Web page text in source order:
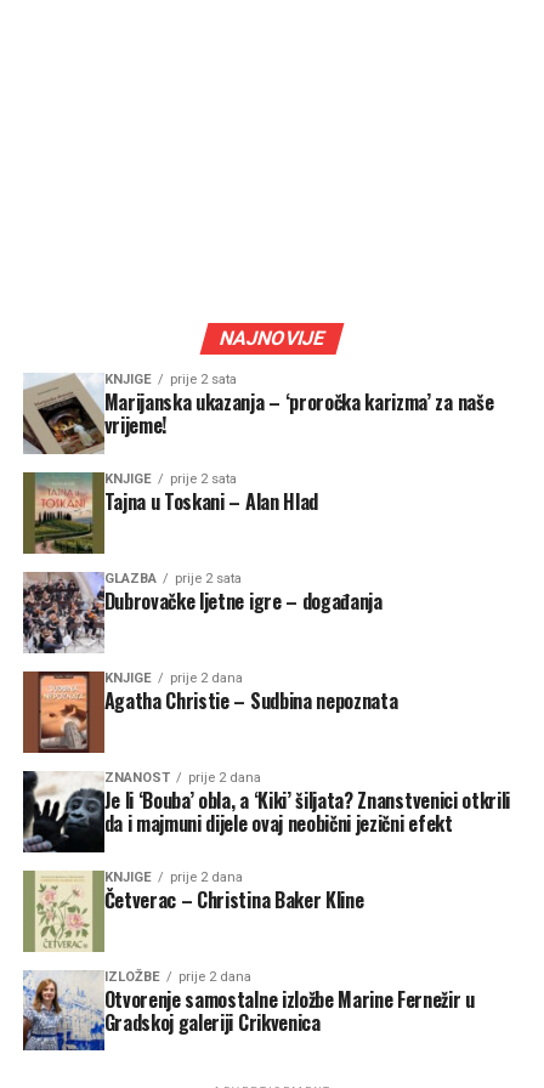
NAJNOVIJE
KNJIGE prije 2 sata
Marijanska ukazanja – ‘proročka karizma’ za naše
vrijeme!
KNJIGE prije 2 sata
Tajna u Toskani – Alan Hlad
GLAZBA prije 2 sata
Dubrovačke ljetne igre – događanja
KNJIGE prije 2 dana
Agatha Christie – Sudbina nepoznata
ZNANOST prije 2 dana
Je li ‘Bouba’ obla, a ‘Kiki’ šiljata? Znanstvenici otkrili
da i majmuni dijele ovaj neobični jezični efekt
KNJIGE prije 2 dana
Četverac – Christina Baker Kline
IZLOŽBE prije 2 dana
Otvorenje samostalne izložbe Marine Fernežir u
Gradskoj galeriji Crikvenica